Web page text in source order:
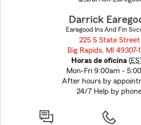
Darrick
Earegood Ins And Fin
225 S State Street
Big Rapids, MI 49307-
Horas de oficina(
Mon-Fri 9:00am -
After hours by
24/7 Help by